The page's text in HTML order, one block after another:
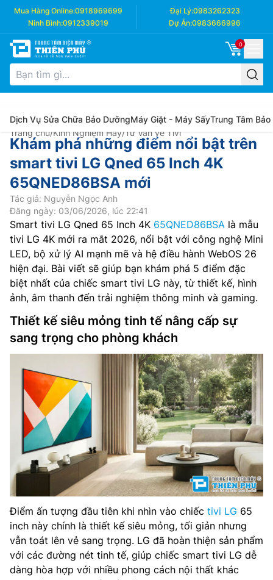
Mua Hàng Online:0918969699 Đại Lý:0983262323
Ninh Bình:0912339019 Dự Án:0983666996
0
Dịch Vụ Sửa Chữa Bảo DưỡngMáy Giặt - Máy SấyTrung Tâm Bảo
Trang chủ/Kinh Nghiệm Hay/Tư Vấn về Tivi
Khám phá những điểm nổi bật trên
smart tivi LG Qned 65 Inch 4K
65QNED86BSA mới
Tác giả: Nguyễn Ngọc Anh
Đăng ngày: 03/06/2026, lúc 22:41
Smart tivi LG Qned 65 Inch 4K 65QNED86BSA là mẫu
tivi LG 4K mới ra mắt 2026, nổi bật với công nghệ Mini
LED, bộ xử lý AI mạnh mẽ và hệ điều hành WebOS 26
hiện đại. Bài viết sẽ giúp bạn khám phá 5 điểm đặc
biệt nhất của chiếc smart tivi LG này, từ thiết kế, hình
ảnh, âm thanh đến trải nghiệm thông minh và gaming.
Thiết kế siêu mỏng tinh tế nâng cấp sự
sang trọng cho phòng khách
Điểm ấn tượng đầu tiên khi nhìn vào chiếc tivi LG 65
inch này chính là thiết kế siêu mỏng, tối giản nhưng
vẫn toát lên vẻ sang trọng. LG đã hoàn thiện sản phẩm
với các đường nét tinh tế, giúp chiếc smart tivi LG dễ
dàng hòa hợp với nhiều phong cách nội thất khác